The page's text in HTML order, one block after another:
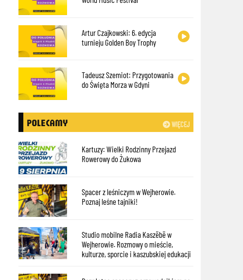
Artur Czajkowski: 6. edycja
turnieju Golden Boy Trophy
Tadeusz Szemiot: Przygotowania
do Święta Morza w Gdyni
WIĘCEJ
POLECAMY
Kartuzy: Wielki Rodzinny Przejazd
Rowerowy do Żukowa
Spacer z leśniczym w Wejherowie.
Poznaj leśne tajniki!
Studio mobilne Radia Kaszëbë w
Wejherowie. Rozmowy o mieście,
kulturze, sporcie i kaszubskiej edukacji